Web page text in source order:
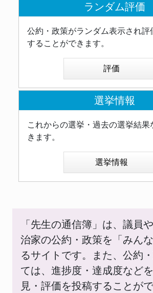
ランダム評価
公約・政策がランダム表示され評
することができます。
評価
選挙情報
これからの選挙・過去の選挙結果
きます。
選挙情報
「先生の通信簿」は、議員
治家の公約・政策を「みん
るサイトです。また、公約
ては、進捗度・達成度など
見・評価を投稿することがで